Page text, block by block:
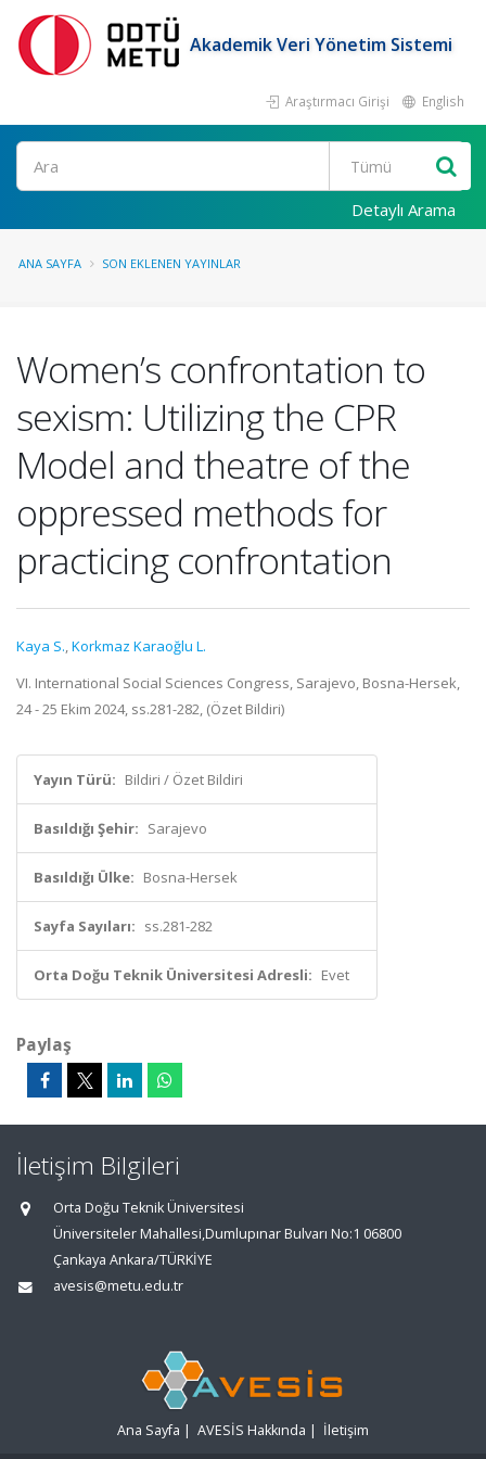
Akademik Veri Yönetim Sistemi
Araştırmacı Girişi English
Ara
Detaylı Arama
ANA SAYFA SON EKLENEN YAYINLAR
Women’s confrontation to
sexism: Utilizing the CPR
Model and theatre of the
oppressed methods for
practicing confrontation
Kaya S.,Korkmaz Karaoğlu L.
VI. International Social Sciences Congress, Sarajevo, Bosna-Hersek,
24 - 25 Ekim 2024, ss.281-282, (Özet Bildiri)
Yayın Türü: Bildiri / Özet Bildiri
Basıldığı Şehir: Sarajevo
Basıldığı Ülke: Bosna-Hersek
Sayfa Sayıları: ss.281-282
Orta Doğu Teknik Üniversitesi Adresli: Evet
Paylaş
İletişim Bilgileri
Orta Doğu Teknik Üniversitesi
Üniversiteler Mahallesi,Dumlupınar Bulvarı No:1 06800
Çankaya Ankara/TÜRKİYE
avesis@metu.edu.tr
Ana Sayfa | AVESİS Hakkında | İletişim